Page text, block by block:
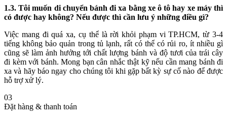
1.3. Tôi muốn di chuyển bánh đi xa bằng xe ô tô hay xe máy thì
có được hay không? Nếu được thì cần lưu ý những điều gì?
Việc mang đi quá xa, cụ thể là rời khỏi phạm vi TP.HCM, từ 3-4
tiếng không bảo quản trong tủ lạnh, rất có thể có rủi ro, ít nhiều gì
cũng sẽ làm ảnh hưởng tới chất lượng bánh và độ tươi của trái cây
đi kèm với bánh. Mong bạn cân nhắc thật kỹ nếu cần mang bánh đi
xa và hãy báo ngay cho chúng tôi khi gặp bất kỳ sự cố nào để được
hỗ trợ xử lý.
03
Đặt hàng & thanh toán